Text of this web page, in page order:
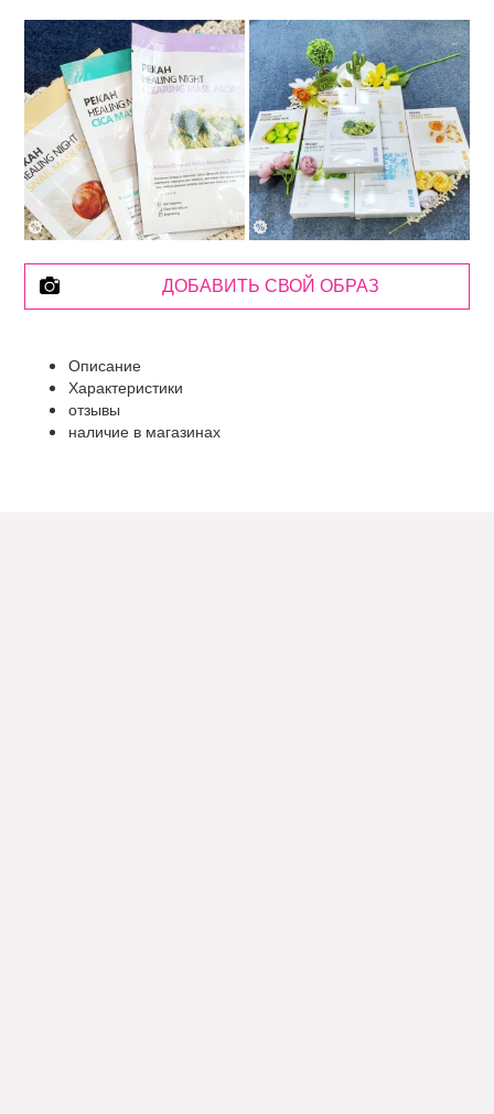
ДОБАВИТЬ СВОЙ ОБРАЗ
Описание
Характеристики
отзывы
наличие в магазинах